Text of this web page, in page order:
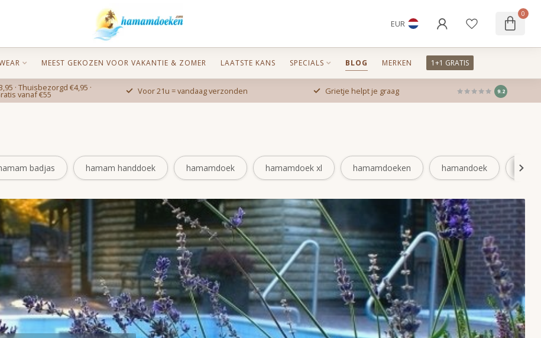
EUR
0
MEEST GEKOZEN VOOR VAKANTIE & ZOMER LAATSTE KANS SPECIALS BLOG MERKEN 1+1 GRATIS
· Thuisbezorgd €4,95 ·
vanaf €55 Voor 21u = vandaag verzonden Grietje helpt je graag 9.2
badjas hamam handdoek hamamdoek hamamdoek xl hamamdoeken hamandoek